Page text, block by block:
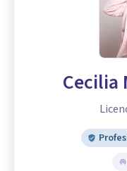
Cecilia